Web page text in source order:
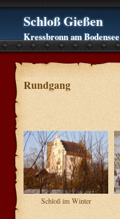
Schloß Gießen
Kressbronn am Bodensee
Rundgang
Schloß im Winter